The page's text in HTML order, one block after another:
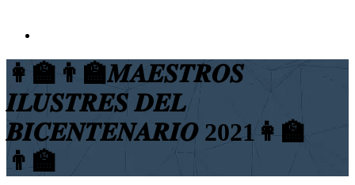
👩‍🏫👨‍🏫𝑴𝑨𝑬𝑺𝑻𝑹𝑶𝑺
𝑰𝑳𝑼𝑺𝑻𝑹𝑬𝑺 𝑫𝑬𝑳
𝑩𝑰𝑪𝑬𝑵𝑻𝑬𝑵𝑨𝑹𝑰𝑶 2021👩‍🏫
👨‍🏫